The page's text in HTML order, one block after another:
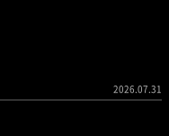
2026.07.31